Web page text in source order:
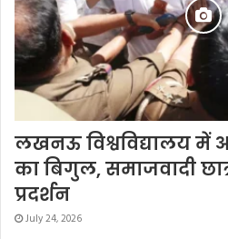
लखनऊ विश्वविद्यालय में
का बिगुल, समाजवादी
प्रदर्शन
July 24, 2026